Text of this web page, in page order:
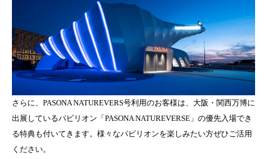
さらに、PASONA NATUREVERS号利用のお客様は、大阪・関西万博に
出展しているパビリオン「PASONA NATUREVERSE」の優先入場でき
る特典も付いてきます。様々なパビリオンを楽しみたい方ぜひご活用
ください。